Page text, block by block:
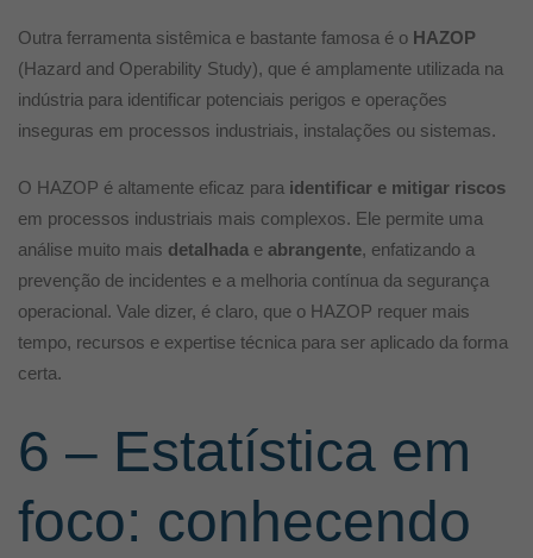
Outra ferramenta sistêmica e bastante famosa é o HAZOP
(Hazard and Operability Study), que é amplamente utilizada na
indústria para identificar potenciais perigos e operações
inseguras em processos industriais, instalações ou sistemas.
O HAZOP é altamente eficaz para identificar e mitigar riscos
em processos industriais mais complexos. Ele permite uma
análise muito mais detalhada e abrangente, enfatizando a
prevenção de incidentes e a melhoria contínua da segurança
operacional. Vale dizer, é claro, que o HAZOP requer mais
tempo, recursos e expertise técnica para ser aplicado da forma
certa.
6 – Estatística em
foco: conhecendo